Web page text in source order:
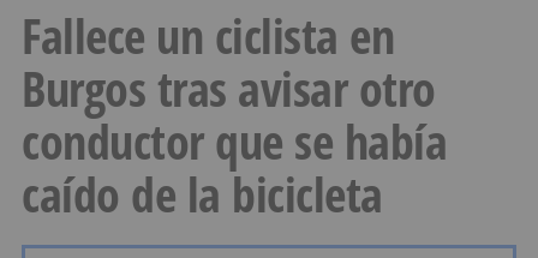
Fallece un ciclista en
Burgos tras avisar otro
conductor que se había
caído de la bicicleta